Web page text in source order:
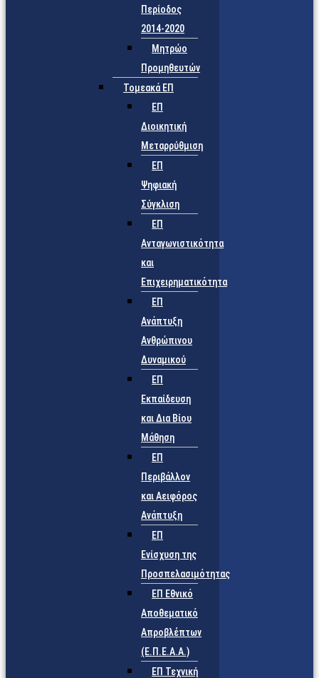
Περίοδος
2014-2020
Μητρώο
Προμηθευτών
Τομεακά ΕΠ
ΕΠ
Διοικητική
Μεταρρύθμιση
ΕΠ
Ψηφιακή
Σύγκλιση
ΕΠ
Ανταγωνιστικότητα
και
Επιχειρηματικότητα
ΕΠ
Ανάπτυξη
Ανθρώπινου
Δυναμικού
ΕΠ
Εκπαίδευση
και Δια Βίου
Μάθηση
ΕΠ
Περιβάλλον
και Αειφόρος
Ανάπτυξη
ΕΠ
Ενίσχυση της
Προσπελασιμότητας
ΕΠ Εθνικό
Αποθεματικό
Απροβλέπτων
(Ε.Π.Ε.Α.Α.)
ΕΠ Τεχνική